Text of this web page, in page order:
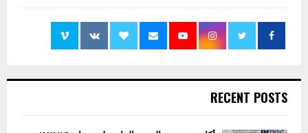
RECENT POSTS